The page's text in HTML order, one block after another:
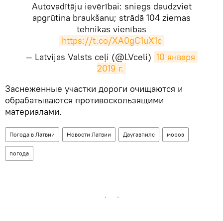
Autovadītāju ievērībai: sniegs daudzviet
apgrūtina braukšanu; strādā 104 ziemas
tehnikas vienības
https://t.co/XA0gC1uX1c
— Latvijas Valsts ceļi (@LVceli) 10 января
2019 г.
​Заснеженные участки дороги очищаются и
обрабатываются противоскользящими
материалами.
Погода в Латвии Новости Латвии Даугавпилс мороз
погода